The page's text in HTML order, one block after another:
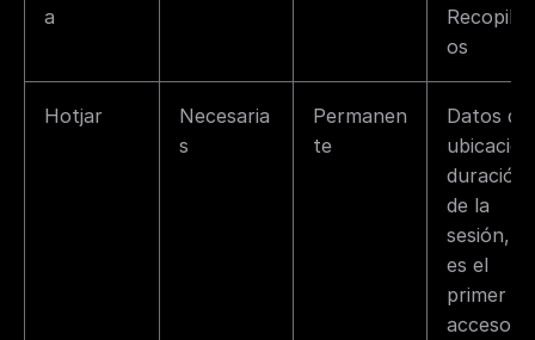
a
Recopilad
os
Hotjar
Necesaria
s
Permanen
te
Datos de
duración
de la
sesión, si
es el
primer
acceso,